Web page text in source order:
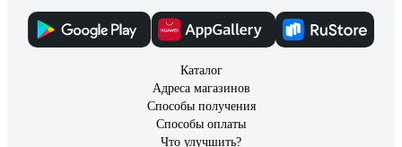
Каталог
Адреса магазинов
Способы получения
Способы оплаты
Что улучшить?